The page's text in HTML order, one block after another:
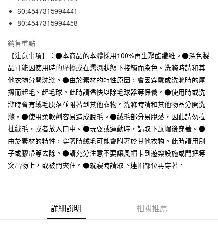
玉山商業銀行
台灣樂天信用卡公司
運送方式
全家取貨付款
每筆NT$65，滿NT$1,000(含以上)免運費
付款後全家取貨
每筆NT$65，滿NT$1,000(含以上)免運費
7-11取貨付款
每筆NT$65，滿NT$1,000(含以上)免運費
付款後7-11取貨
每筆NT$65，滿NT$1,000(含以上)免運費
宅配
60:4547315994441
80:4547315994458
銷售重點
【注意事項】：●本商品的本體採用100%再生聚酯纖維。●深色製
品可能因使用時的摩擦或在濡濕狀態下接觸而染色。洗滌時請和其
他衣物分開洗滌。●由於素材的特性原因，會因穿戴或洗滌時的摩
擦而起毛、起毛球。此時請儘快以除毛球器等保養。●使用時或洗
滌時會有絨毛脫落並附著到其他衣物。洗滌時請和其他物品分開洗
滌。●使用柔軟劑容易造成脫毛。●絨毛部分易脫落，因此請勿拉
扯絨毛，或者放入口中。●玩耍或運動時，請取下風帽後穿著。●
由於素材的特性，穿著時絨毛可能會附著於其他衣物。此時請用刷
子或膠帶等去除。●請充分注意不要讓風帽卡到遊樂設施或門把等
突出物上，或被門夾住。●就寢時請取下連帽部位再穿著。
詳細說明 相關推薦